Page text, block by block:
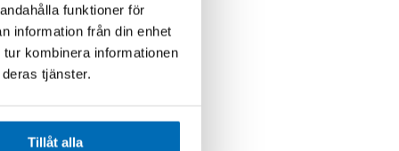
funktioner för
information från din enhet
kombinera informationen
tjänster.
Tillåt alla